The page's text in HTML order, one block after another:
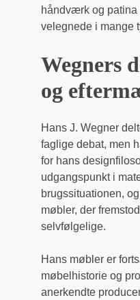
håndværk og
velegnede i mange
Wegners
og
Hans J. Wegner
faglige debat, men
for hans
udgangspunkt i
brugssituationen,
møbler, der
selvfølgelige.
Hans møbler er
møbelhistorie og
anerkendte